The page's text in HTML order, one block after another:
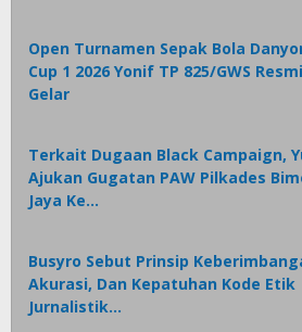
Open Turnamen Sepak Bola
Cup 1 2026 Yonif TP 825/GWS
Gelar
Terkait Dugaan Black Campaign,
Ajukan Gugatan PAW Pilkades
Jaya Ke…
Busyro Sebut Prinsip
Akurasi, Dan Kepatuhan Kode Etik
Jurnalistik…